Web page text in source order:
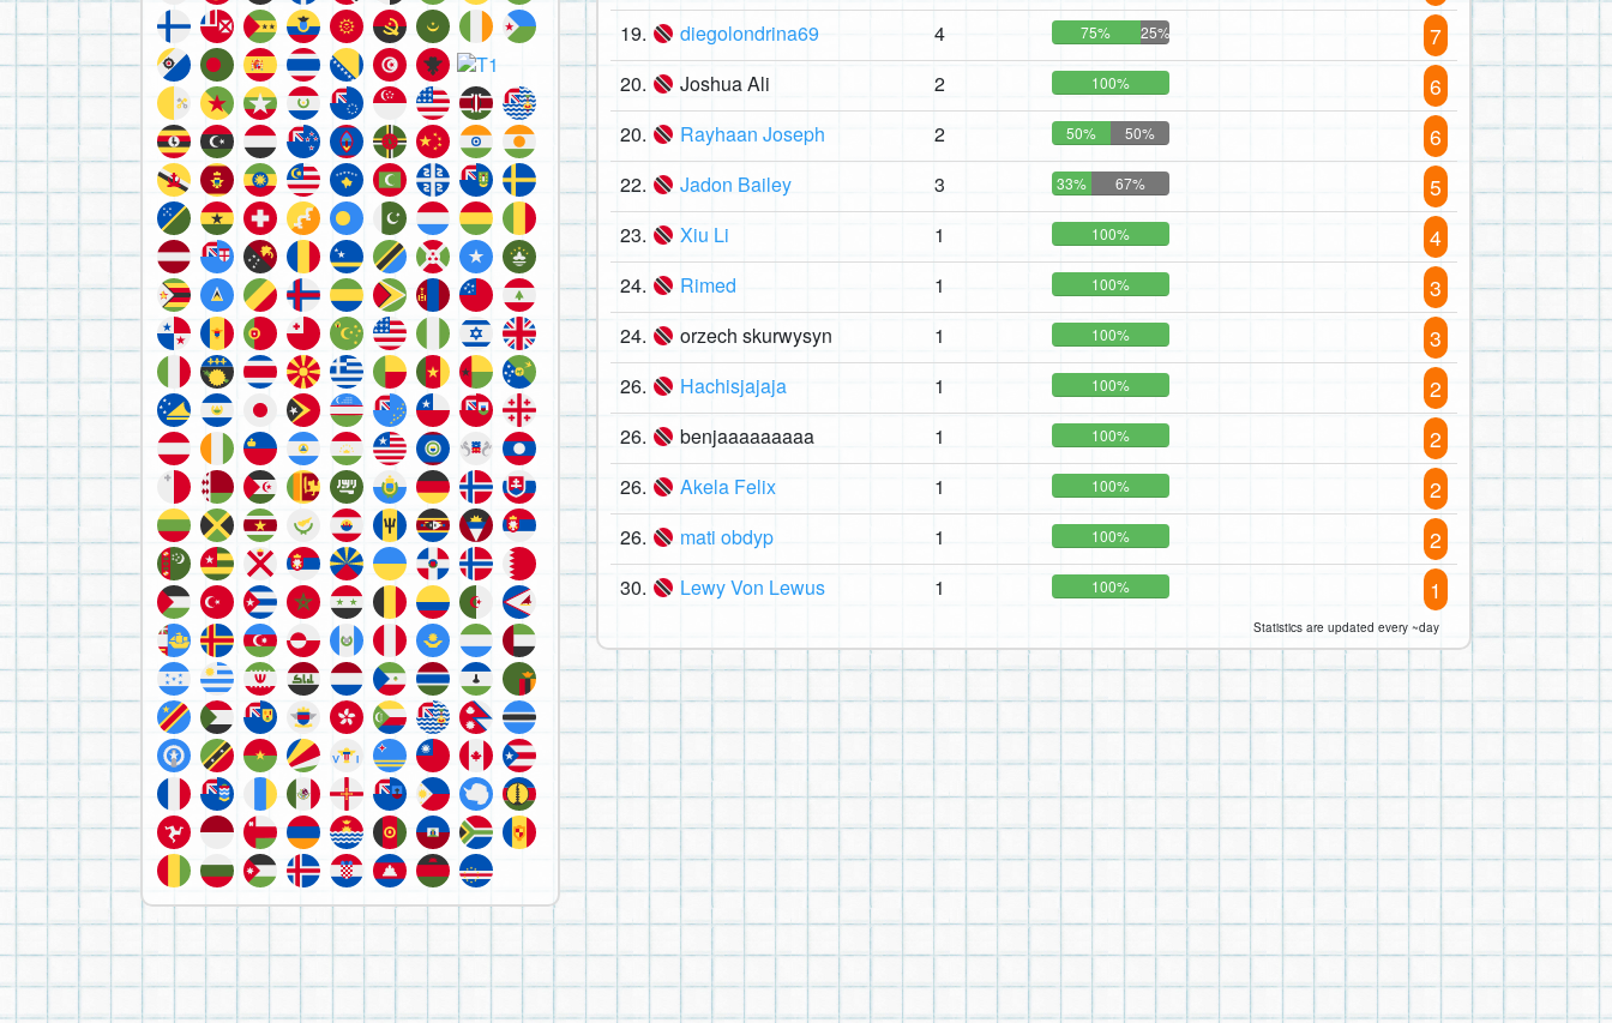
19. diegolondrina69 4 75% 25% 7
20. Joshua Ali 2 100% 6
20. Rayhaan Joseph 2 50% 50% 6
22. Jadon Bailey 3 33% 67% 5
23. Xiu Li 1 100% 4
24. Rimed 1 100% 3
24. orzech skurwysyn 1 100% 3
26. Hachisjajaja 1 100% 2
26. benjaaaaaaaaa 1 100% 2
26. Akela Felix 1 100% 2
26. mati obdyp 1 100% 2
30. Lewy Von Lewus 1 100% 1
Statistics are updated every ~day